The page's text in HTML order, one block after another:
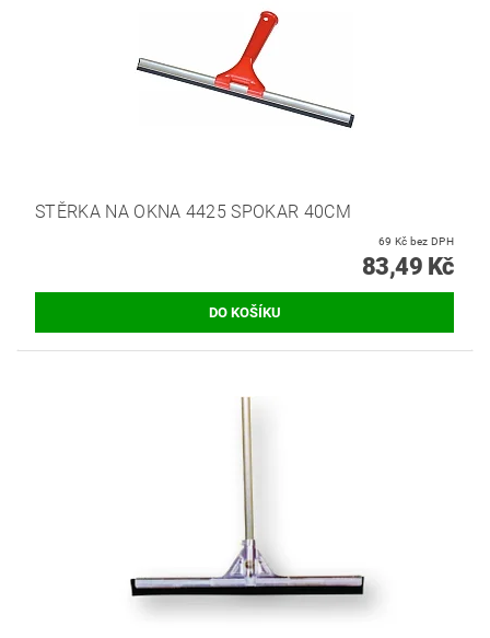
STĚRKA NA OKNA 4425 SPOKAR 40CM
69 Kč bez DPH
83,49 Kč